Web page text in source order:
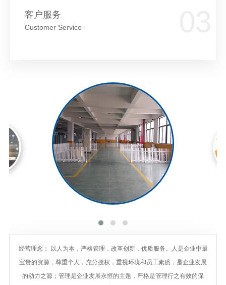
客户服务
Customer Service
经营理念： 以人为本，严格管理，改革创新，优质服务。人是企业中最
宝贵的资源，尊重个人，充分授权，重视环境和员工素质，是企业发展
的动力之源；管理是企业发展永恒的主题，严格是管理行之有效的保